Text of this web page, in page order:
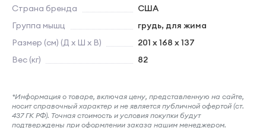
Страна бренда
США
Группа мышц
грудь, для жима
Размер (см) (Д х Ш х В)
201 x 168 x 137
Вес (кг)
82
*Информация о товаре, включая цену, представленную на сайте,
носит справочный характер и не является публичной офертой (ст.
437 ГК РФ). Точная стоимость и условия покупки будут
подтверждены при оформлении заказа нашим менеджером.